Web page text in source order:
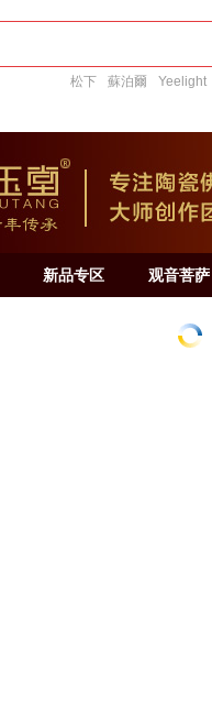
松下 蘇泊爾 Yeelight
新品专区 观音菩萨